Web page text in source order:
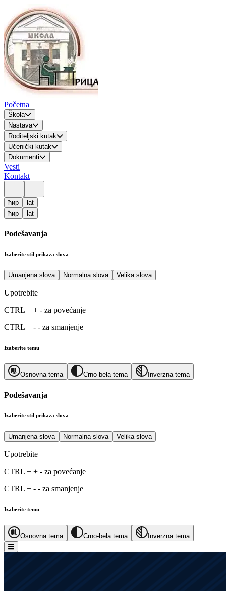
Početna
Škola
Nastava
Roditeljski kutak
Učenički kutak
Dokumenti
Vesti
Kontakt
ћир
lat
ћир
lat
Podešavanja
Izaberite stil prikaza slova
Umanjena slova Normalna slova Velika slova
Upotrebite
CTRL + + - za povećanje
CTRL + - - za smanjenje
Izaberite temu
Osnovna tema Crno-bela tema Inverzna tema
Podešavanja
Izaberite stil prikaza slova
Umanjena slova Normalna slova Velika slova
Upotrebite
CTRL + + - za povećanje
CTRL + - - za smanjenje
Izaberite temu
Osnovna tema Crno-bela tema Inverzna tema